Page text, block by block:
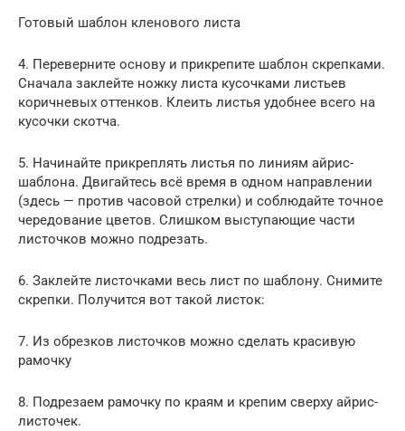
Готовый шаблон кленового листа
4. Переверните основу и прикрепите шаблон скрепками.
Сначала заклейте ножку листа кусочками листьев
коричневых оттенков. Клеить листья удобнее всего на
кусочки скотча.
5. Начинайте прикреплять листья по линиям айрис-
шаблона. Двигайтесь всё время в одном направлении
(здесь — против часовой стрелки) и соблюдайте точное
чередование цветов. Слишком выступающие части
листочков можно подрезать.
6. Заклейте листочками весь лист по шаблону. Снимите
скрепки. Получится вот такой листок:
7. Из обрезков листочков можно сделать красивую
рамочку
8. Подрезаем рамочку по краям и крепим сверху айрис-
листочек.